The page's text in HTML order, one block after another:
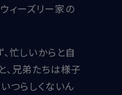
ィーズリー家の
忙しいからと自
、兄弟たちは様子
つらしくないん